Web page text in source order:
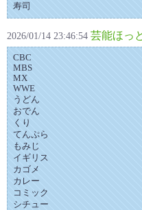
寿司
2026/01/14 23:46:54 芸能ほっ
CBC
MBS
MX
WWE
うどん
おでん
くり
てんぷら
もみじ
イギリス
カゴメ
カレー
コミック
シチュー